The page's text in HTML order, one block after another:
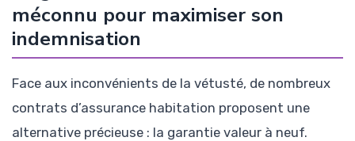
méconnu pour maximiser son
indemnisation
Face aux inconvénients de la vétusté, de nombreux
contrats d’assurance habitation proposent une
alternative précieuse : la garantie valeur à neuf.